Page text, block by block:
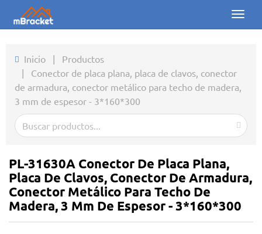
Toggle
Productos
Noticias
Fotos
Sobre nosotros
Contacto
Inicio | Productos
| Conector de placa plana, placa de clavos, conector
de armadura, conector metálico para techo de madera,
3 mm de espesor - 3*160*300
PL-31630A Conector De Placa Plana,
Placa De Clavos, Conector De Armadura,
Conector Metálico Para Techo De
Madera, 3 Mm De Espesor - 3*160*300